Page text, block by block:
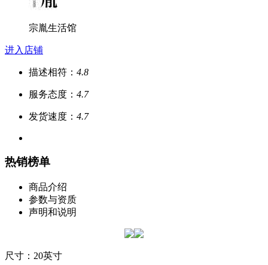
宗胤生活馆
进入店铺
描述相符： 4.8
服务态度： 4.7
发货速度： 4.7
热销榜单
商品介绍
参数与资质
声明和说明
尺寸：20英寸